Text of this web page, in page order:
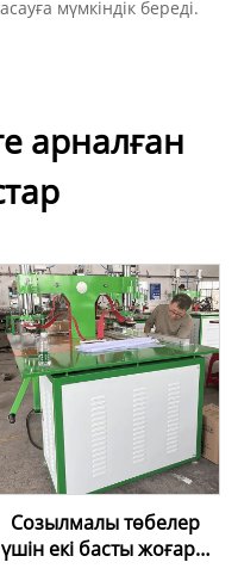
мүмкіндік береді.
арналған
Созылмалы төбелер
үшін екі басты жоғары